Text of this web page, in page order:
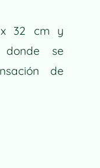
x 32 cm y
se
de